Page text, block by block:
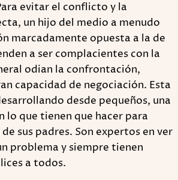
evitar el conflicto y la
un hijo del medio a menudo
marcadamente opuesta a la de
a ser complacientes con la
odian la confrontación,
capacidad de negociación. Esta
desde pequeños, una
lo que tienen que hacer para
sus padres. Son expertos en ver
problema y siempre tienen
a todos.